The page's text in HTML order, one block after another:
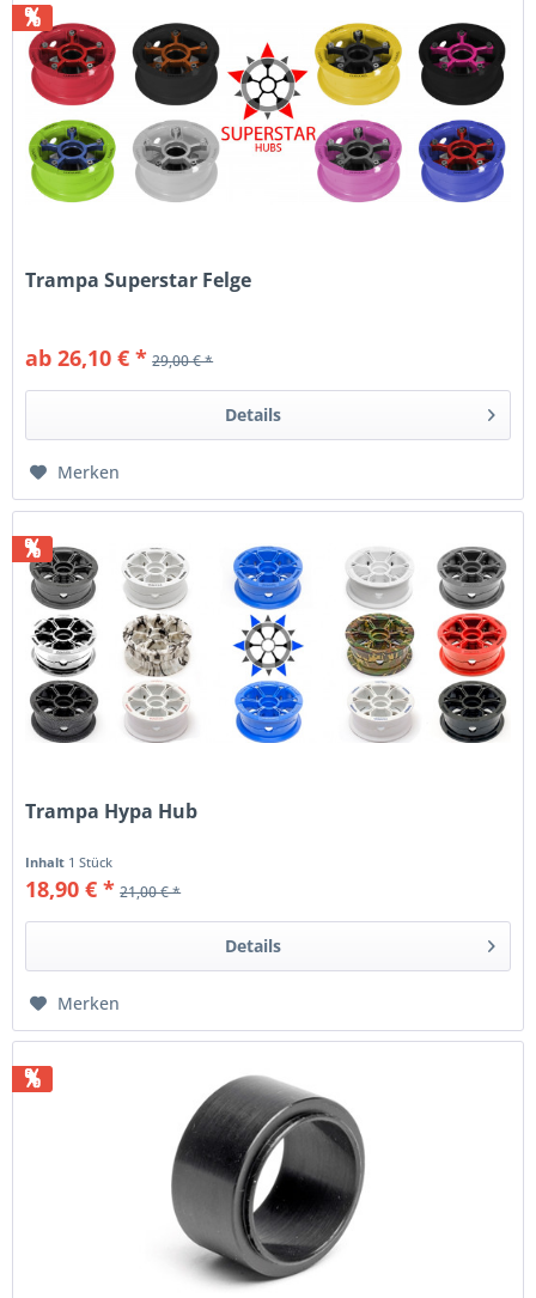
%
Trampa Superstar Felge
ab 26,10 € * 29,00 € *
Details
Merken
%
Trampa Hypa Hub
Inhalt 1 Stück
18,90 € * 21,00 € *
Details
Merken
%